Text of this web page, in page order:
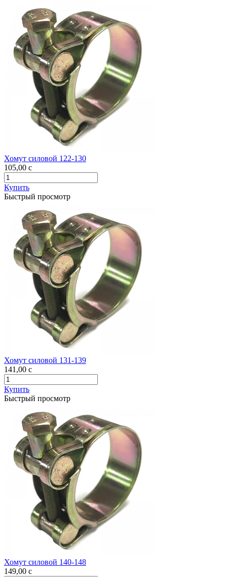
Хомут силовой 122-130
105,00 c
Купить
Быстрый просмотр
Хомут силовой 131-139
141,00 c
Купить
Быстрый просмотр
Хомут силовой 140-148
149,00 c